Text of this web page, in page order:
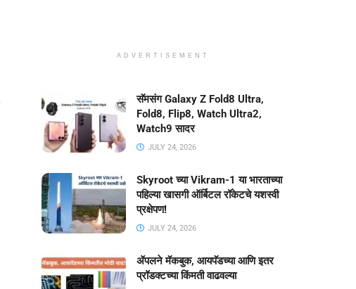
ADVERTISEMENT
सॅमसंग Galaxy Z Fold8 Ultra,
Fold8, Flip8, Watch Ultra2,
Watch9 सादर
JULY 24, 2026
Skyroot च्या Vikram-1 या भारताच्या
पहिल्या खासगी ऑर्बिटल रॉकेटचे यशस्वी
प्रक्षेपण!
JULY 24, 2026
ॲपलने मॅकबुक, आयपॅडच्या आणि इतर
प्रॉडक्टच्या किंमती वाढवल्या